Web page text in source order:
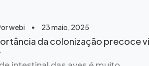
webi 23 maio, 2025
da colonização precoce